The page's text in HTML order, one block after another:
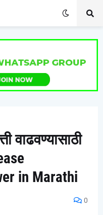
वाढवण्यासाठी
in Marathi
0